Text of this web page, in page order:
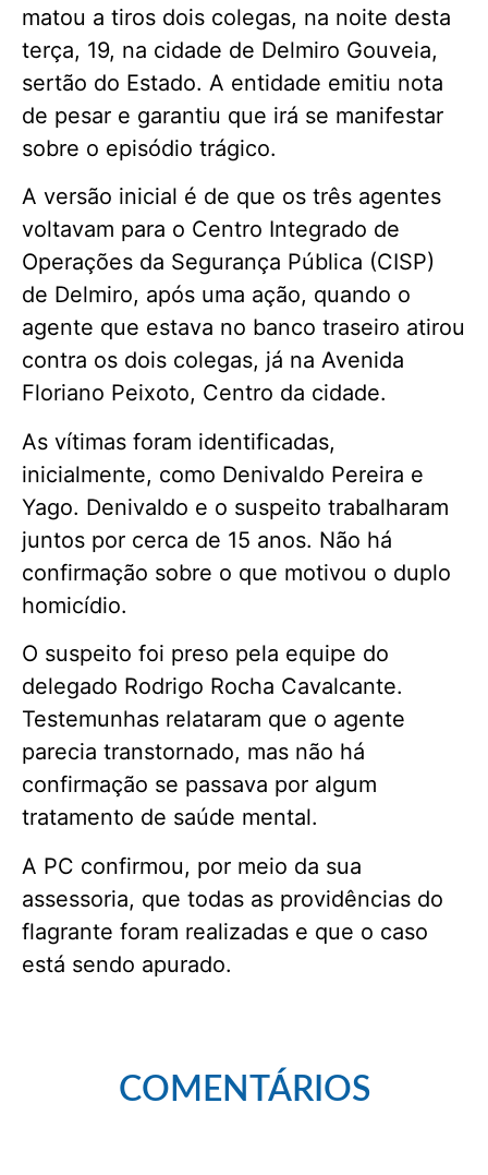
matou a tiros dois colegas, na noite desta
terça, 19, na cidade de Delmiro Gouveia,
sertão do Estado. A entidade emitiu nota
de pesar e garantiu que irá se manifestar
sobre o episódio trágico.
A versão inicial é de que os três agentes
voltavam para o Centro Integrado de
Operações da Segurança Pública (CISP)
de Delmiro, após uma ação, quando o
agente que estava no banco traseiro atirou
contra os dois colegas, já na Avenida
Floriano Peixoto, Centro da cidade.
As vítimas foram identificadas,
inicialmente, como Denivaldo Pereira e
Yago. Denivaldo e o suspeito trabalharam
juntos por cerca de 15 anos. Não há
confirmação sobre o que motivou o duplo
homicídio.
O suspeito foi preso pela equipe do
delegado Rodrigo Rocha Cavalcante.
Testemunhas relataram que o agente
parecia transtornado, mas não há
confirmação se passava por algum
tratamento de saúde mental.
A PC confirmou, por meio da sua
assessoria, que todas as providências do
flagrante foram realizadas e que o caso
está sendo apurado.
COMENTÁRIOS